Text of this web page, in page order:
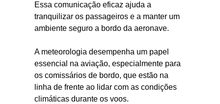
Essa comunicação eficaz ajuda a
tranquilizar os passageiros e a manter um
ambiente seguro a bordo da aeronave.
A meteorologia desempenha um papel
essencial na aviação, especialmente para
os comissários de bordo, que estão na
linha de frente ao lidar com as condições
climáticas durante os voos.